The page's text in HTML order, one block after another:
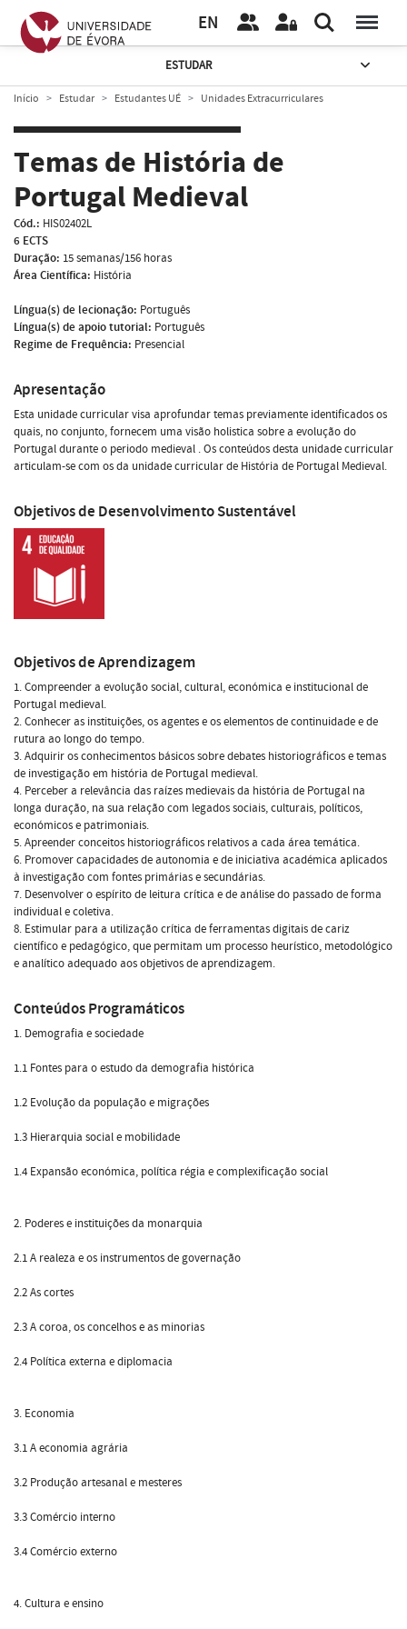
EN
ESTUDAR
Início Estudar Estudantes UÉ Unidades Extracurriculares
Temas de História de
Portugal Medieval
Cód.: HIS02402L
6 ECTS
Duração: 15 semanas/156 horas
Área Científica: História
Língua(s) de lecionação: Português
Língua(s) de apoio tutorial: Português
Regime de Frequência: Presencial
Apresentação
Esta unidade curricular visa aprofundar temas previamente identificados os
quais, no conjunto, fornecem uma visão holistica sobre a evolução do
Portugal durante o periodo medieval . Os conteúdos desta unidade curricular
articulam-se com os da unidade curricular de História de Portugal Medieval.
Objetivos de Desenvolvimento Sustentável
Objetivos de Aprendizagem
1. Compreender a evolução social, cultural, económica e institucional de
Portugal medieval.
2. Conhecer as instituições, os agentes e os elementos de continuidade e de
rutura ao longo do tempo.
3. Adquirir os conhecimentos básicos sobre debates historiográficos e temas
de investigação em história de Portugal medieval.
4. Perceber a relevância das raízes medievais da história de Portugal na
longa duração, na sua relação com legados sociais, culturais, políticos,
económicos e patrimoniais.
5. Apreender conceitos historiográficos relativos a cada área temática.
6. Promover capacidades de autonomia e de iniciativa académica aplicados
à investigação com fontes primárias e secundárias.
7. Desenvolver o espírito de leitura crítica e de análise do passado de forma
individual e coletiva.
8. Estimular para a utilização crítica de ferramentas digitais de cariz
científico e pedagógico, que permitam um processo heurístico, metodológico
e analítico adequado aos objetivos de aprendizagem.
Conteúdos Programáticos
1. Demografia e sociedade
1.1 Fontes para o estudo da demografia histórica
1.2 Evolução da população e migrações
1.3 Hierarquia social e mobilidade
1.4 Expansão económica, política régia e complexificação social
2. Poderes e instituições da monarquia
2.1 A realeza e os instrumentos de governação
2.2 As cortes
2.3 A coroa, os concelhos e as minorias
2.4 Política externa e diplomacia
3. Economia
3.1 A economia agrária
3.2 Produção artesanal e mesteres
3.3 Comércio interno
3.4 Comércio externo
4. Cultura e ensino